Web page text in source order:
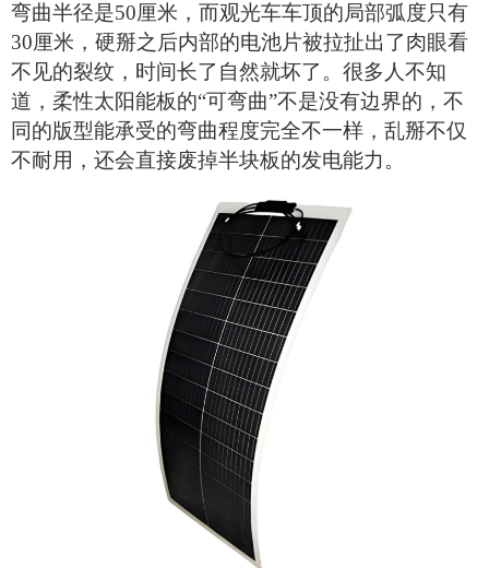
弯曲半径是50厘米，而观光车车顶的局部弧度只有
30厘米，硬掰之后内部的电池片被拉扯出了肉眼看
不见的裂纹，时间长了自然就坏了。很多人不知
道，柔性太阳能板的“可弯曲”不是没有边界的，不
同的版型能承受的弯曲程度完全不一样，乱掰不仅
不耐用，还会直接废掉半块板的发电能力。